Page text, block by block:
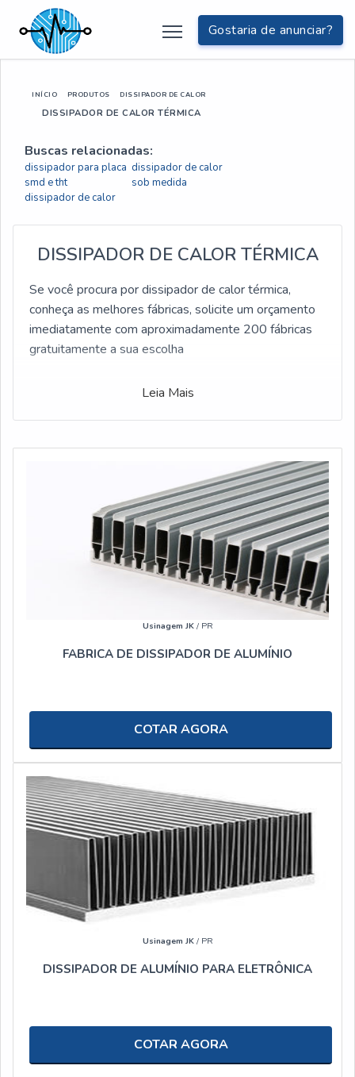
Gostaria de anunciar?
INÍCIO PRODUTOS DISSIPADOR DE CALOR
DISSIPADOR DE CALOR TÉRMICA
Buscas relacionadas:
dissipador para placa
smd e tht
dissipador de calor
sob medida
dissipador de calor
DISSIPADOR DE CALOR TÉRMICA
Se você procura por dissipador de calor térmica,
conheça as melhores fábricas, solicite um orçamento
imediatamente com aproximadamente 200 fábricas
gratuitamente a sua escolha
Leia Mais
Usinagem JK/ PR
FABRICA DE DISSIPADOR DE ALUMÍNIO
COTAR AGORA
Usinagem JK/ PR
DISSIPADOR DE ALUMÍNIO PARA ELETRÔNICA
COTAR AGORA